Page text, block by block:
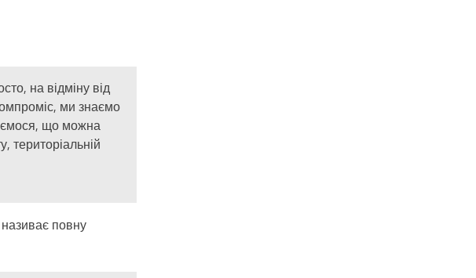
на відміну від
ми знаємо
що можна
територіальній
повну